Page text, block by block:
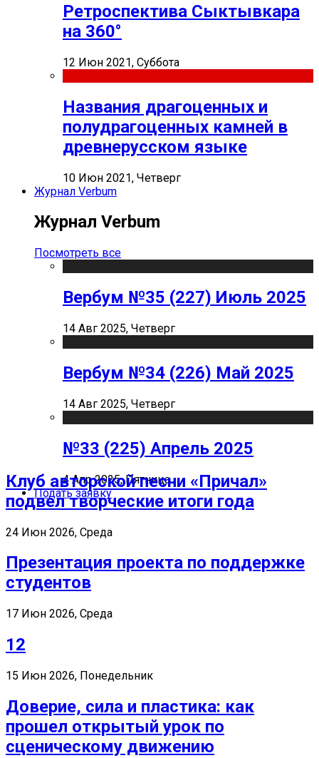
Ретроспектива Сыктывкара
на 360°
12 Июн 2021, Суббота
Названия драгоценных и
полудрагоценных камней в
древнерусском языке
10 Июн 2021, Четверг
Журнал Verbum
Журнал Verbum
Посмотреть все
Вербум №35 (227) Июль 2025
14 Авг 2025, Четверг
Вербум №34 (226) Май 2025
14 Авг 2025, Четверг
№33 (225) Апрель 2025
4 Апр 2025, Пятница
Подать заявку
Клуб авторской песни «Причал»
подвел творческие итоги года
24 Июн 2026, Среда
Презентация проекта по поддержке
студентов
17 Июн 2026, Среда
12
15 Июн 2026, Понедельник
Доверие, сила и пластика: как
прошел открытый урок по
сценическому движению